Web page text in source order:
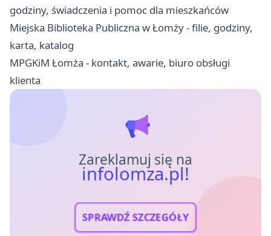
godziny, świadczenia i pomoc dla mieszkańców
Miejska Biblioteka Publiczna w Łomży - filie, godziny,
karta, katalog
MPGKiM Łomża - kontakt, awarie, biuro obsługi
klienta
Zareklamuj się na
infolomza.pl!
SPRAWDŹ SZCZEGÓŁY